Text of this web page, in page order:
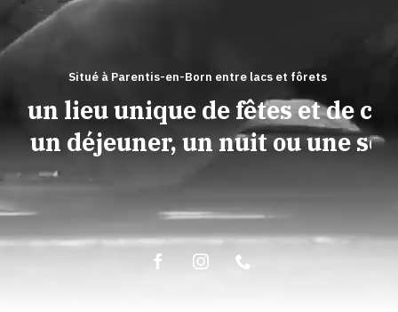
TRAITEUR
ÉPICERIE FINE
Situé à Parentis-en-Born entre lacs et fôrets
un lieu unique de fêtes et de
un déjeuner, un nuit ou une